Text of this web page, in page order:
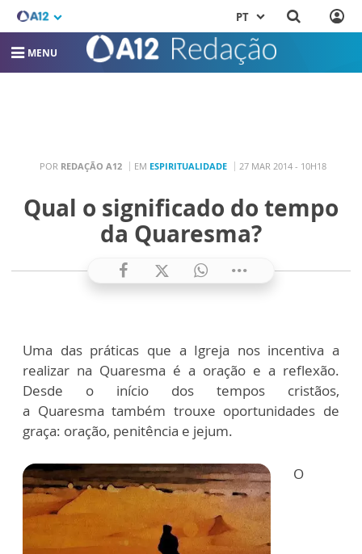
PT
MENU
POR REDAÇÃO A12 EM ESPIRITUALIDADE 27 MAR 2014 - 10H18
Qual o significado do tempo
da Quaresma?
Uma das práticas que a Igreja nos incentiva a
realizar na Quaresma é a oração e a reflexão.
Desde o início dos tempos cristãos,
a Quaresma também trouxe oportunidades de
graça: oração, penitência e jejum.
O